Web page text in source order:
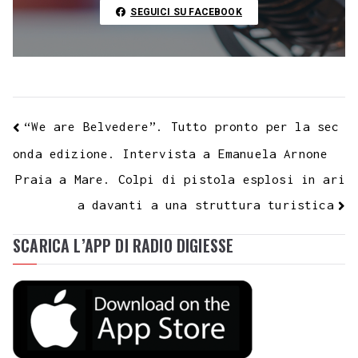
t
k
SEGUICI SU FACEBOOK
“We are Belvedere”. Tutto pronto per la sec
onda edizione. Intervista a Emanuela Arnone
Praia a Mare. Colpi di pistola esplosi in ari
a davanti a una struttura turistica
SCARICA L’APP DI RADIO DIGIESSE